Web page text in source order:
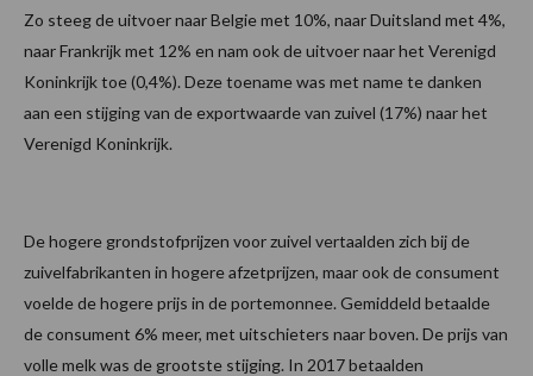
Zo steeg de uitvoer naar Belgie met 10%, naar Duitsland met 4%,
naar Frankrijk met 12% en nam ook de uitvoer naar het Verenigd
Koninkrijk toe (0,4%). Deze toename was met name te danken
aan een stijging van de exportwaarde van zuivel (17%) naar het
Verenigd Koninkrijk.
De hogere grondstofprijzen voor zuivel vertaalden zich bij de
zuivelfabrikanten in hogere afzetprijzen, maar ook de consument
voelde de hogere prijs in de portemonnee. Gemiddeld betaalde
de consument 6% meer, met uitschieters naar boven. De prijs van
volle melk was de grootste stijging. In 2017 betaalden